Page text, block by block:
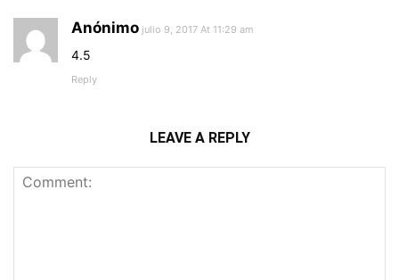
Anónimo julio 9, 2017 At 11:29 am
4.5
Reply
LEAVE A REPLY